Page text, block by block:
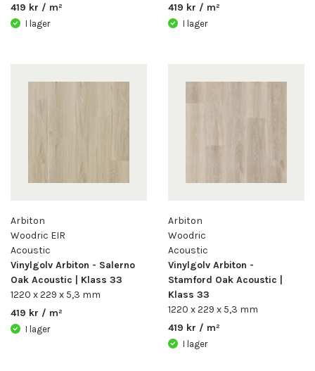
419 kr / m²
I lager
419 kr / m²
I lager
Arbiton
Woodric EIR
Acoustic
Vinylgolv Arbiton - Salerno
Oak Acoustic | Klass 33
1220 x 229 x 5,3 mm
419 kr / m²
I lager
Arbiton
Woodric
Acoustic
Vinylgolv Arbiton -
Stamford Oak Acoustic |
Klass 33
1220 x 229 x 5,3 mm
419 kr / m²
I lager